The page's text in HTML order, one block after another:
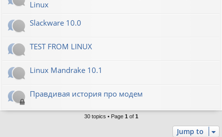
Linux
Slackware 10.0
TEST FROM LINUX
Linux Mandrake 10.1
Правдивая история про модем
30 topics • Page 1 of 1
Jump to